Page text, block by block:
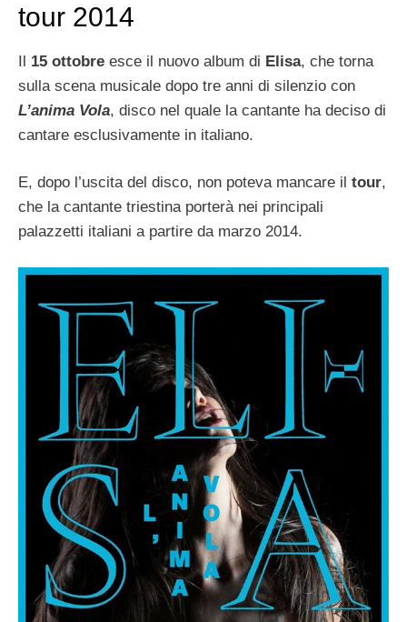
tour 2014
Il 15 ottobre esce il nuovo album di Elisa, che torna
sulla scena musicale dopo tre anni di silenzio con
L’anima Vola, disco nel quale la cantante ha deciso di
cantare esclusivamente in italiano.
E, dopo l’uscita del disco, non poteva mancare il tour,
che la cantante triestina porterà nei principali
palazzetti italiani a partire da marzo 2014.